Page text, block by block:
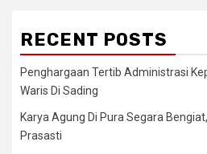
RECENT POSTS
Penghargaan Tertib Administrasi
Waris Di Sading
Karya Agung Di Pura Segara
Prasasti